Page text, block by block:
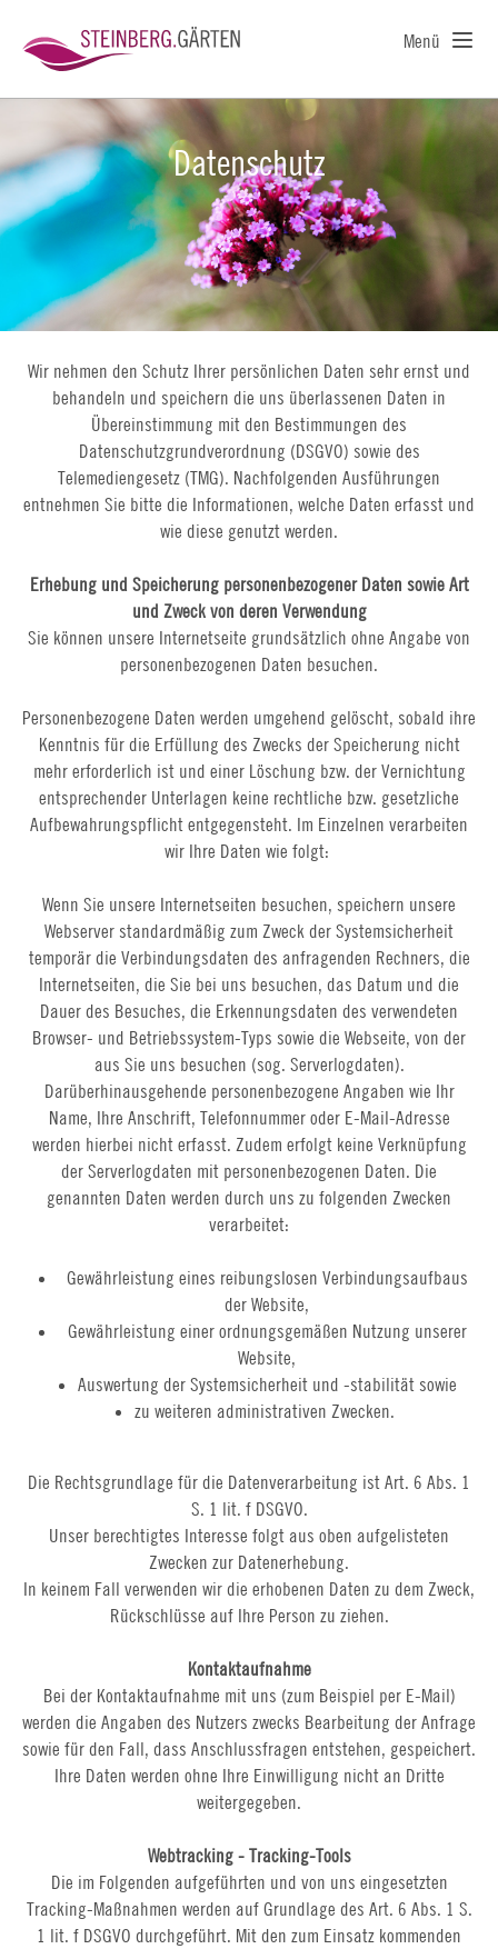
Menü
Datenschutz
Wir nehmen den Schutz Ihrer persönlichen Daten sehr ernst und
behandeln und speichern die uns überlassenen Daten in
Übereinstimmung mit den Bestimmungen des
Datenschutzgrundverordnung (DSGVO) sowie des
Telemediengesetz (TMG). Nachfolgenden Ausführungen
entnehmen Sie bitte die Informationen, welche Daten erfasst und
wie diese genutzt werden.
Erhebung und Speicherung personenbezogener Daten sowie Art
und Zweck von deren Verwendung
Sie können unsere Internetseite grundsätzlich ohne Angabe von
personenbezogenen Daten besuchen.
Personenbezogene Daten werden umgehend gelöscht, sobald ihre
Kenntnis für die Erfüllung des Zwecks der Speicherung nicht
mehr erforderlich ist und einer Löschung bzw. der Vernichtung
entsprechender Unterlagen keine rechtliche bzw. gesetzliche
Aufbewahrungspflicht entgegensteht. Im Einzelnen verarbeiten
wir Ihre Daten wie folgt:
Wenn Sie unsere Internetseiten besuchen, speichern unsere
Webserver standardmäßig zum Zweck der Systemsicherheit
temporär die Verbindungsdaten des anfragenden Rechners, die
Internetseiten, die Sie bei uns besuchen, das Datum und die
Dauer des Besuches, die Erkennungsdaten des verwendeten
Browser- und Betriebssystem-Typs sowie die Webseite, von der
aus Sie uns besuchen (sog. Serverlogdaten).
Darüberhinausgehende personenbezogene Angaben wie Ihr
Name, Ihre Anschrift, Telefonnummer oder E-Mail-Adresse
werden hierbei nicht erfasst. Zudem erfolgt keine Verknüpfung
der Serverlogdaten mit personenbezogenen Daten. Die
genannten Daten werden durch uns zu folgenden Zwecken
verarbeitet:
Gewährleistung eines reibungslosen Verbindungsaufbaus
der Website,
Gewährleistung einer ordnungsgemäßen Nutzung unserer
Website,
Auswertung der Systemsicherheit und -stabilität sowie
zu weiteren administrativen Zwecken.
Die Rechtsgrundlage für die Datenverarbeitung ist Art. 6 Abs. 1
S. 1 lit. f DSGVO.
Unser berechtigtes Interesse folgt aus oben aufgelisteten
Zwecken zur Datenerhebung.
In keinem Fall verwenden wir die erhobenen Daten zu dem Zweck,
Rückschlüsse auf Ihre Person zu ziehen.
Kontaktaufnahme
Bei der Kontaktaufnahme mit uns (zum Beispiel per E-Mail)
werden die Angaben des Nutzers zwecks Bearbeitung der Anfrage
sowie für den Fall, dass Anschlussfragen entstehen, gespeichert.
Ihre Daten werden ohne Ihre Einwilligung nicht an Dritte
weitergegeben.
Webtracking - Tracking-Tools
Die im Folgenden aufgeführten und von uns eingesetzten
Tracking-Maßnahmen werden auf Grundlage des Art. 6 Abs. 1 S.
1 lit. f DSGVO durchgeführt. Mit den zum Einsatz kommenden